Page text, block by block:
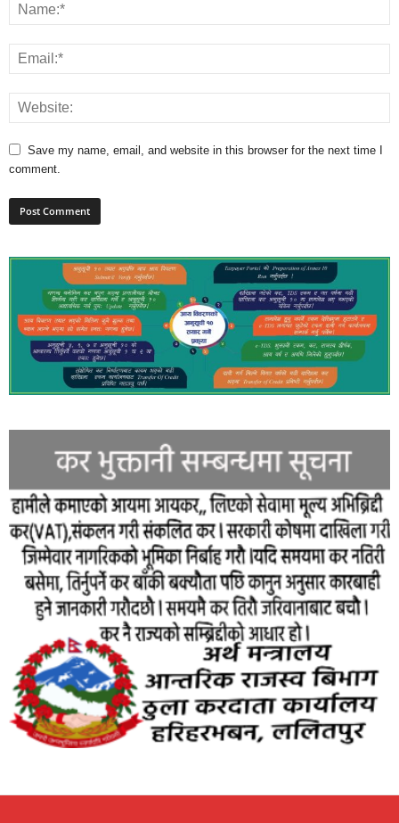
Save my name, email, and website in this browser for the next time I
comment.